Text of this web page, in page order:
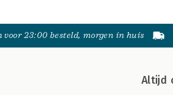
voor 23:00 besteld, morgen in huis
Altijd